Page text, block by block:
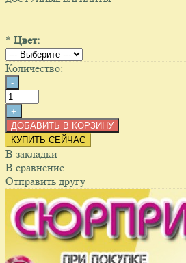
* Цвет:
Количество:
КУПИТЬ СЕЙЧАС
В закладки
В сравнение
Отправить другу